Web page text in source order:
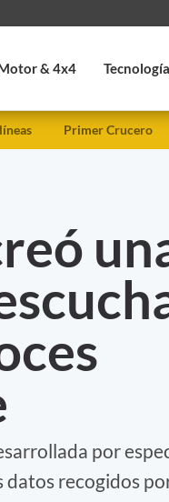
& 4x4 Tecnología
Primer Crucero
por
datos recogidos